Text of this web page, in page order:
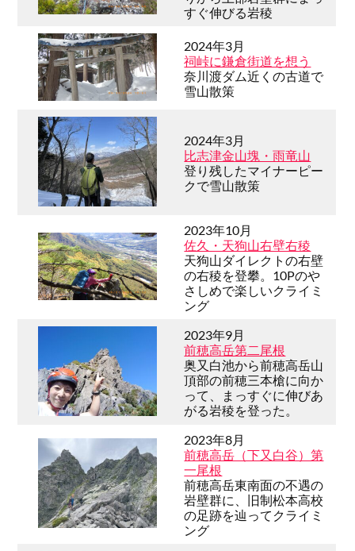
すぐ伸びる岩稜
2024年3月
祠峠に鎌倉街道を想う
奈川渡ダム近くの古道で
雪山散策
2024年3月
比志津金山塊・雨竜山
登り残したマイナーピー
クで雪山散策
2023年10月
佐久・天狗山右壁右稜
天狗山ダイレクトの右壁
の右稜を登攀。10Pのや
さしめで楽しいクライミ
ング
2023年9月
前穂高岳第二尾根
奥又白池から前穂高岳山
頂部の前穂三本槍に向か
って、まっすぐに伸びあ
がる岩稜を登った。
2023年8月
前穂高岳（下又白谷）第
一尾根
前穂高岳東南面の不遇の
岩壁群に、旧制松本高校
の足跡を辿ってクライミ
ング